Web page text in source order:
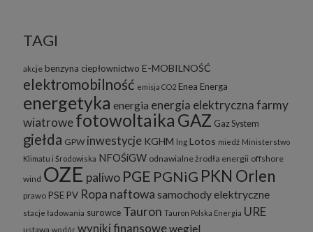
TAGI
akcje benzyna ciepłownictwo E-MOBILNOŚĆ
elektromobilność emisja CO2 Enea Energa
energetyka energia energia elektrycznafarmy
wiatrowefotowoltaika GAZ Gaz System
giełda GPW inwestycje KGHM lng Lotos miedź Ministerstwo
Klimatu i Środowiska NFOŚiGW odnawialne żrodła energii offshore
wind OZE paliwo PGE PGNiG PKN Orlen
prawo PSE PV Ropa naftowa samochody elektryczne
stacje ładowania surowce Tauron Tauron Polska Energia URE
ustawa wodór wyniki finansowewęgiel